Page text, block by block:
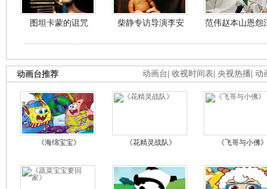
图坦卡蒙的诅咒 柴静专访导演李安 范伟赵本山恩怨
动画台 收视时间表 央视热播 动
动画台推荐
《海绵宝宝》 《花精灵战队》 《飞哥与小佛》